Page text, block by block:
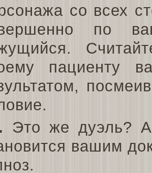
со всех
по
пациенту
Это же дуэль?
вашим